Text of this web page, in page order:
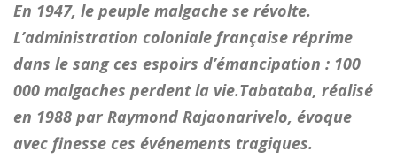
AU GRÉ DES RENCONTRES
En 1947, le peuple malgache se révolte.
L’administration coloniale française réprime
dans le sang ces espoirs d’émancipation : 100
000 malgaches perdent la vie.Tabataba, réalisé
en 1988 par Raymond Rajaonarivelo, évoque
avec finesse ces événements tragiques.